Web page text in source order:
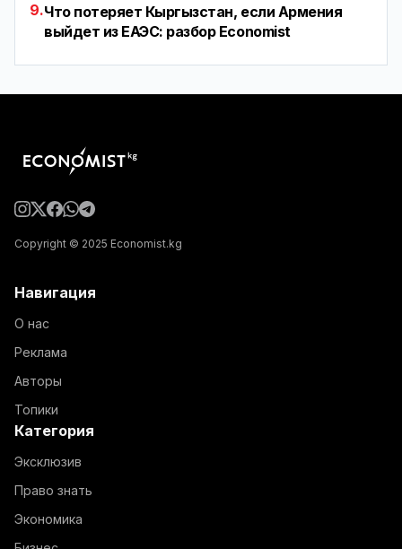
9.Что потеряет Кыргызстан, если Армения
выйдет из ЕАЭС: разбор Economist
Copyright © 2025 Economist.kg
Навигация
О нас
Реклама
Авторы
Топики
Категория
Эксклюзив
Право знать
Экономика